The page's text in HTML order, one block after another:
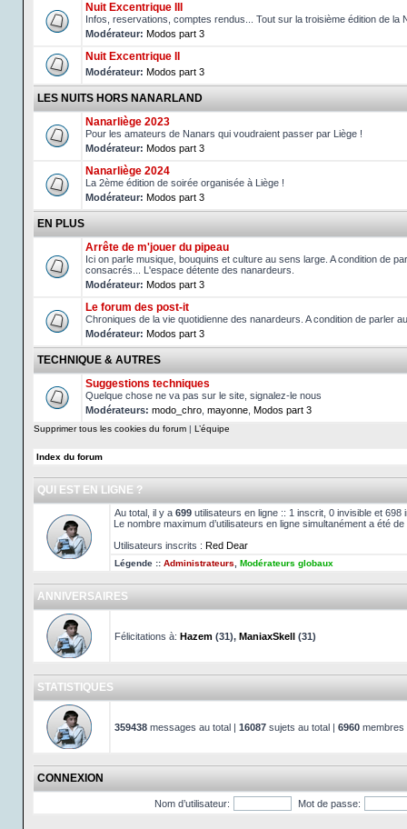
Nuit Excentrique III
Infos, reservations, comptes rendus... Tout sur la troisième édition de la
Modérateur: Modos part 3
Nuit Excentrique II
Modérateur: Modos part 3
LES NUITS HORS NANARLAND
Nanarliège 2023
Pour les amateurs de Nanars qui voudraient passer par Liège !
Modérateur: Modos part 3
Nanarliège 2024
La 2ème édition de soirée organisée à Liège !
Modérateur: Modos part 3
EN PLUS
Arrête de m'jouer du pipeau
Ici on parle musique, bouquins et culture au sens large. A condition de
consacrés... L'espace détente des nanardeurs.
Modérateur: Modos part 3
Le forum des post-it
Chroniques de la vie quotidienne des nanardeurs. A condition de parler
Modérateur: Modos part 3
TECHNIQUE & AUTRES
Suggestions techniques
Quelque chose ne va pas sur le site, signalez-le nous
Modérateurs: modo_chro mayonne Modos part 3
Supprimer tous les cookies du forum | L’équipe
Index du forum
QUI EST EN LIGNE ?
Au total, il y a 699 utilisateurs en ligne :: 1 inscrit, 0 invisible et
Le nombre maximum d’utilisateurs en ligne simultanément a été de
Utilisateurs inscrits : Red Dear
Légende :: Administrateurs Modérateurs globaux
ANNIVERSAIRES
Félicitations à: Hazem (31), ManiaxSkell (31)
STATISTIQUES
359438 messages au total | 16087 sujets au total | 6960 membres
CONNEXION
Nom d’utilisateur: Mot de passe: